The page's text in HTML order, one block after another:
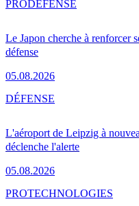
Le Japon cherche à renforcer
défense
05.08.2026
PRODÉFENSE
L'aéroport de Leipzig à
déclenche l'alerte
05.08.2026
DÉFENSE
PROTECHNOLOGIES